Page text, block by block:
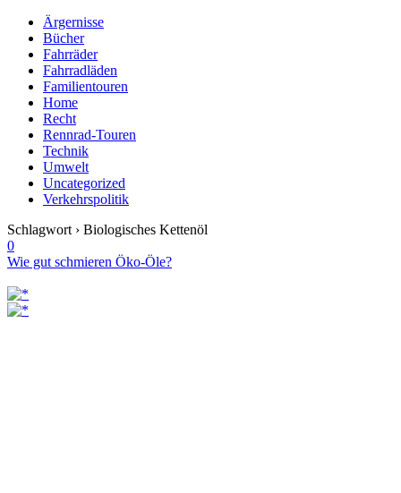
Ärgernisse
Bücher
Fahrräder
Fahrradläden
Familientouren
Home
Recht
Rennrad-Touren
Technik
Umwelt
Uncategorized
Verkehrspolitik
Schlagwort › Biologisches Kettenöl
0
Wie gut schmieren Öko-Öle?